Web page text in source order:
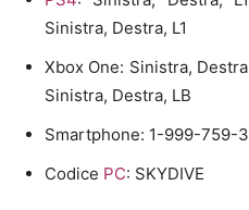
Sinistra, Destra, L1
Xbox One: Sinistra,
Sinistra, Destra, LB
Smartphone: 1-999-759-
Codice PC: SKYDIVE